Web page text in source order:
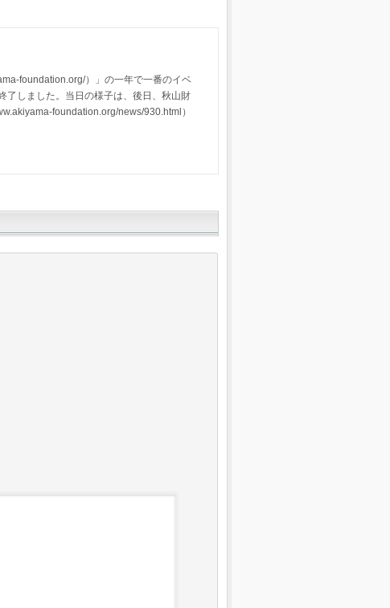
foundation.org/）」の一年で一番のイベ
了しました。当日の様子は、後日、秋山財
foundation.org/news/930.html）